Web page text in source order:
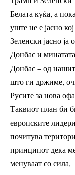
Белата куќа, а
уште не е јасно
Зеленски јасно
Донбас и
Донбас – од
што ги држиме,
Русите за нова
Таквиот план би
европските
почитува
принципот дека
менуваат со